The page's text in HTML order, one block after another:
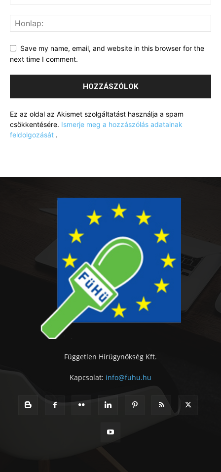
Save my name, email, and website in this browser for the
next time I comment.
Ez az oldal az Akismet szolgáltatást használja a spam
csökkentésére. Ismerje meg a hozzászólás adatainak
feldolgozását .
Független Hírügynökség Kft.
Kapcsolat: info@fuhu.hu